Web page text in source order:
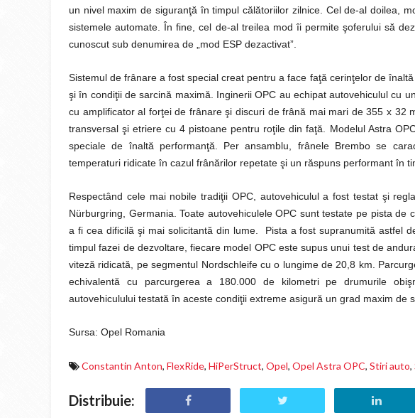
un nivel maxim de siguranţă în timpul călătoriilor zilnice. Cel de-al doilea,
sistemele automate. În fine, cel de-al treilea mod îi permite şoferului să
cunoscut sub denumirea de „mod ESP dezactivat”.
Sistemul de frânare a fost special creat pentru a face faţă cerinţelor de
şi în condiţii de sarcină maximă. Inginerii OPC au echipat autovehiculul cu
cu amplificator al forţei de frânare şi discuri de frână mai mari de 355 x 32
transversal şi etriere cu 4 pistoane pentru roţile din faţă. Modelul Astra
speciale de înaltă performanţă. Per ansamblu, frânele Brembo se
temperaturi ridicate în cazul frânărilor repetate şi un răspuns performant în
Respectând cele mai nobile tradiţii OPC, autovehiculul a fost testat şi
Nürburgring, Germania. Toate autovehiculele OPC sunt testate pe pista de
a fi cea dificilă şi mai solicitantă din lume. Pista a fost supranumită astfel
timpul fazei de dezvoltare, fiecare model OPC este supus unui test de
viteză ridicată, pe segmentul Nordschleife cu o lungime de 20,8 km.
echivalentă cu parcurgerea a 180.000 de kilometri pe drumurile
autovehiculului testată în aceste condiţii extreme asigură un grad maxim de
Sursa: Opel Romania
Constantin Anton, FlexRide, HiPerStruct, Opel, Opel Astra OPC, Stiri auto,
Distribuie: